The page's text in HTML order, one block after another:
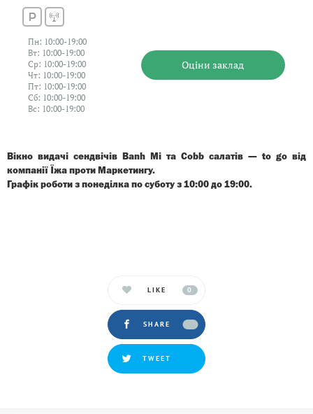
Пн: 10:00-19:00
Вт: 10:00-19:00
Ср: 10:00-19:00
Чт: 10:00-19:00
Пт: 10:00-19:00
Сб: 10:00-19:00
Вс: 10:00-19:00
Оцiни заклад
Вікно видачі сендвічів Banh Mi та Cobb салатів — to go від
компанії Їжа проти Маркетингу.
Графік роботи з понеділка по суботу з 10:00 до 19:00.
LIKE 0
SHARE
TWEET